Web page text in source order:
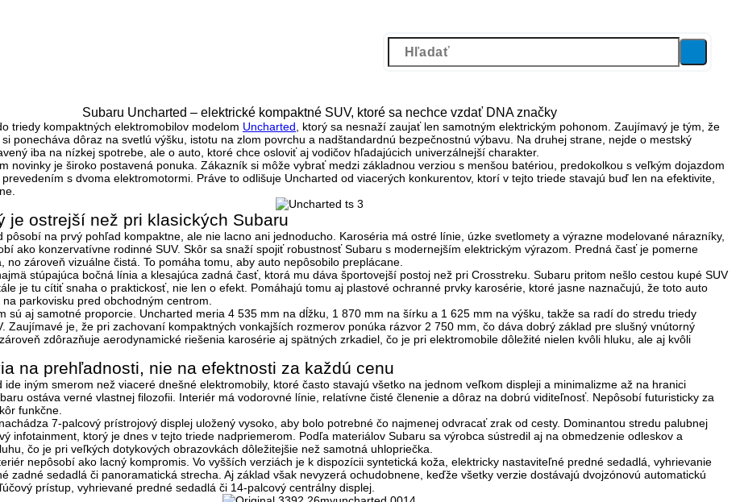
Subaru Uncharted – elektrické kompaktné SUV, ktoré sa nechce vzdať DNA značky
triedy kompaktných elektromobilov modelom Uncharted , ktorý sa nesnaží zaujať len samotným elektrickým pohonom. Zaujímavý je tým, že
ponecháva dôraz na svetlú výšku, istotu na zlom povrchu a nadštandardnú bezpečnostnú výbavu . Na druhej strane, nejde o mestský
iba na nízkej spotrebe, ale o auto, ktoré chce osloviť aj vodičov hľadajúcich univerzálnejší charakter.
novinky je široko postavená ponuka. Zákazník si môže vybrať medzi základnou verziou s menšou batériou, predokolkou s veľkým dojazdom
prevedením s dvoma elektromotormi . Práve to odlišuje Uncharted od viacerých konkurentov, ktorí v tejto triede stavajú buď len na efektivite,
je ostrejší než pri klasických Subaru
pôsobí na prvý pohľad kompaktne, ale nie lacno ani jednoducho. Karoséria má ostré línie, úzke svetlomety a výrazne modelované nárazníky,
ako konzervatívne rodinné SUV. Skôr sa snaží spojiť robustnosť Subaru s modernejším elektrickým výrazom. Predná časť je pomerne
no zároveň vizuálne čistá. To pomáha tomu, aby auto nepôsobilo preplácane.
stúpajúca bočná línia a klesajúca zadná časť, ktorá mu dáva športovejší postoj než pri Crosstreku. Subaru pritom nešlo cestou kupé SUV
je tu cítiť snaha o praktickosť, nie len o efekt. Pomáhajú tomu aj plastové ochranné prvky karosérie, ktoré jasne naznačujú, že toto auto
parkovisku pred obchodným centrom.
sú aj samotné proporcie. Uncharted meria 4 535 mm na dĺžku, 1 870 mm na šírku a 1 625 mm na výšku , takže sa radí do stredu triedy
Zaujímavé je, že pri zachovaní kompaktných vonkajších rozmerov ponúka rázvor 2 750 mm , čo dáva dobrý základ pre slušný vnútorný
zdôrazňuje aerodynamické riešenia karosérie aj spätných zrkadiel, čo je pri elektromobile dôležité nielen kvôli hluku, ale aj kvôli
na prehľadnosti, nie na efektnosti za každú cenu
ide iným smerom než viaceré dnešné elektromobily, ktoré často stavajú všetko na jednom veľkom displeji a minimalizme až na hranici
ostáva verné vlastnej filozofii. Interiér má vodorovné línie, relatívne čisté členenie a dôraz na dobrú viditeľnosť. Nepôsobí futuristicky za
funkčne.
7-palcový prístrojový displej uložený vysoko, aby bolo potrebné čo najmenej odvracať zrak od cesty. Dominantou stredu palubnej
infotainment , ktorý je dnes v tejto triede nadpriemerom. Podľa materiálov Subaru sa výrobca sústredil aj na obmedzenie odleskov a
čo je pri veľkých dotykových obrazovkách dôležitejšie než samotná uhlopriečka.
nepôsobí ako lacný kompromis. Vo vyšších verziách je k dispozícii syntetická koža, elektricky nastaviteľné predné sedadlá, vyhrievanie
zadné sedadlá či panoramatická strecha . Aj základ však nevyzerá ochudobnene, keďže všetky verzie dostávajú dvojzónovú automatickú
prístup, vyhrievané predné sedadlá či 14-palcový centrálny displej.